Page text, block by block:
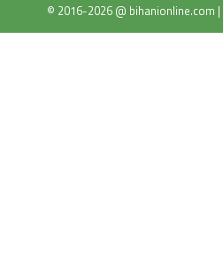
© 2016-2026 @ bihanionline.com |